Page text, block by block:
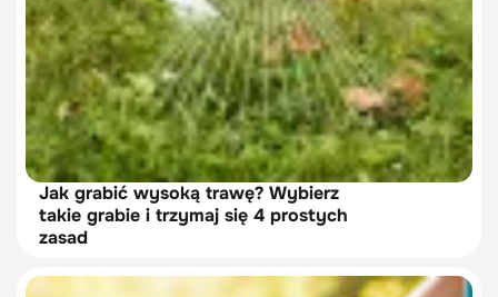
Jak grabić wysoką trawę? Wybierz
takie grabie i trzymaj się 4 prostych
zasad